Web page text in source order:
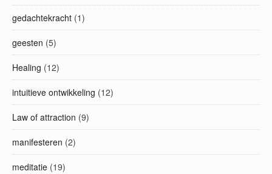
gedachtekracht (1)
geesten (5)
Healing (12)
intuitieve ontwikkeling (12)
Law of attraction (9)
manifesteren (2)
meditatie (19)